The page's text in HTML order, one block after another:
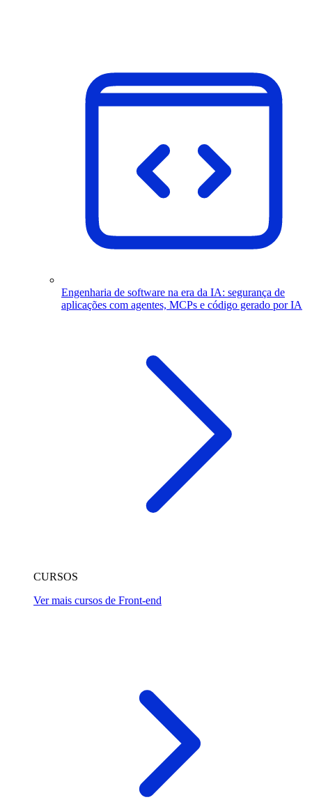
Engenharia de software na era da IA: segurança de
aplicações com agentes, MCPs e código gerado por IA
CURSOS
Ver mais cursos de Front-end